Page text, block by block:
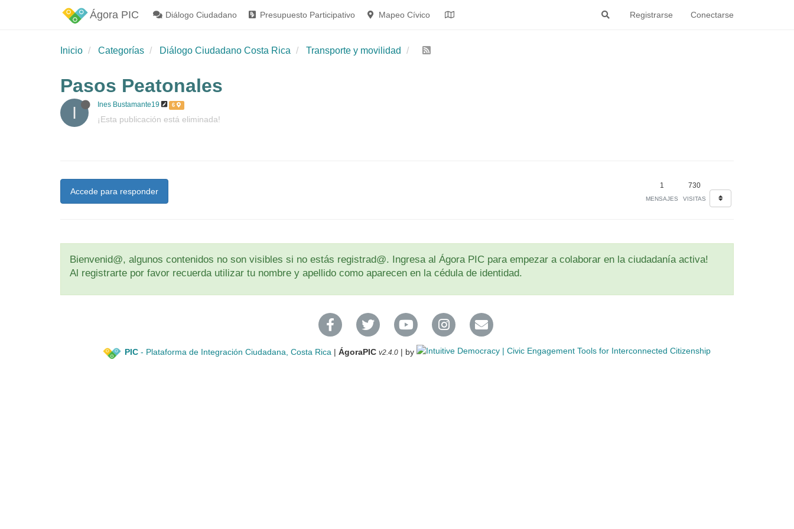
Ágora PIC Registrarse Conectarse
Diálogo Ciudadano Presupuesto Participativo Mapeo Cívico
Inicio Categorías Diálogo Ciudadano Costa Rica Transporte y movilidad
Pasos Peatonales
I Ines Bustamante19 6
¡Esta publicación está eliminada!
Accede para responder
1
MENSAJES
730
VISITAS
Bienvenid@, algunos contenidos no son visibles si no estás registrad@. Ingresa al Ágora PIC para empezar a colaborar en la ciudadanía activa!
Al registrarte por favor recuerda utilizar tu nombre y apellido como aparecen en la cédula de identidad.
PIC- Plataforma de Integración Ciudadana, Costa Rica| ÁgoraPIC v2.4.0| by